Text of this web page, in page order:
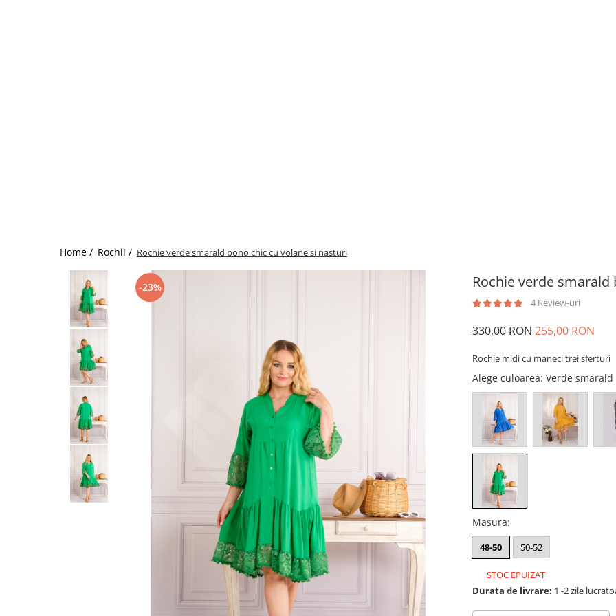
Home / Rochii / Rochie verde smarald boho chic cu volane si nasturi
Rochie verde
4 Review-uri
-23%
330,00 RON255,00 RON
Rochie midi cu maneci trei sferturi
Alege culoarea: Verde smarald
Masura:
48-50 50-52
STOC EPUIZAT
Durata de livrare: 1 -2 zile